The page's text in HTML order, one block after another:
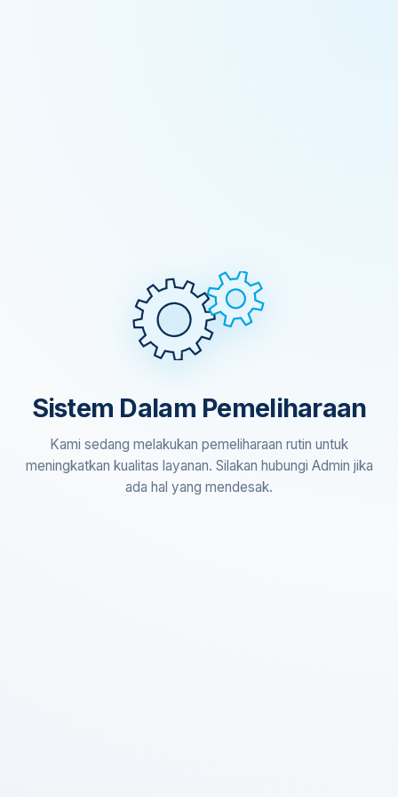
Sistem Dalam Pemeliharaan
Kami sedang melakukan pemeliharaan rutin untuk
meningkatkan kualitas layanan. Silakan hubungi Admin jika
ada hal yang mendesak.